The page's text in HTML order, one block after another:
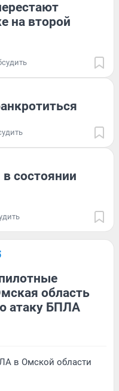
на второй
состоянии
область
атаку БПЛА
в Омской области